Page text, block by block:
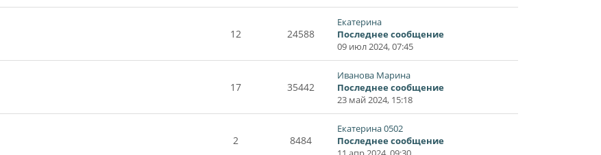
12 24588
Екатерина
Последнее сообщение
09 июл 2024, 07:45
17 35442
Иванова Марина
Последнее сообщение
23 май 2024, 15:18
2 8484
Екатерина 0502
Последнее сообщение